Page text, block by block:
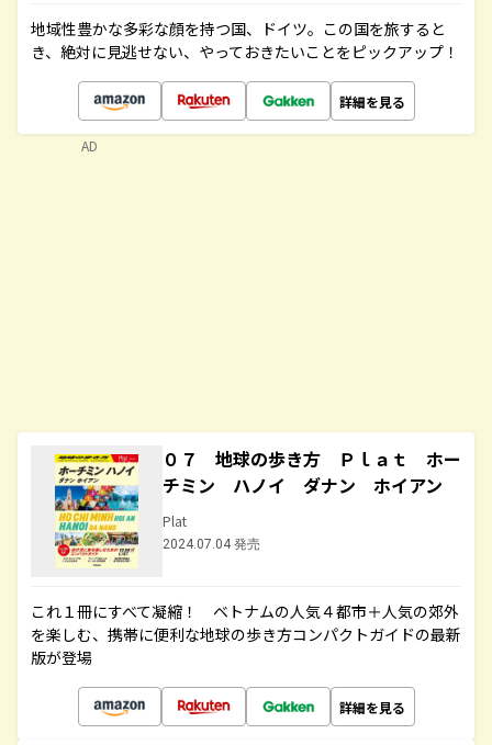
地域性豊かな多彩な顔を持つ国、ドイツ。この国を旅すると
き、絶対に見逃せない、やっておきたいことをピックアップ！
詳細を見る
０７ 地球の歩き方 Ｐｌａｔ ホー
チミン ハノイ ダナン ホイアン
Plat
2024.07.04 発売
これ１冊にすべて凝縮！ ベトナムの人気４都市＋人気の郊外
を楽しむ、携帯に便利な地球の歩き方コンパクトガイドの最新
版が登場
詳細を見る
AD